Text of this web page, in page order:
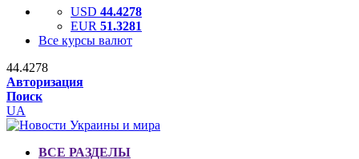
USD 44.4278
EUR 51.3281
Все курсы валют
44.4278
Авторизация
Поиск
UA
ВСЕ РАЗДЕЛЫ